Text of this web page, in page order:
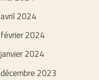
avril 2024
février 2024
janvier 2024
décembre 2023